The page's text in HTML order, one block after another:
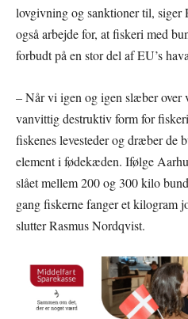
lovgivning og sanktioner til, siger
også arbejde for, at fiskeri med
forbudt på en stor del af EU’s
– Når vi igen og igen slæber over
vanvittig destruktiv form for
fiskenes levesteder og dræber de
element i fødekæden. Ifølge
slået mellem 200 og 300 kilo
gang fiskerne fanger et kilogram
slutter Rasmus Nordqvist.